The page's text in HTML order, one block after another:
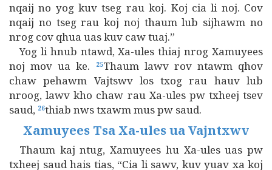
nqaij no yog kuv tseg rau koj. Koj cia li noj. Cov
nqaij no tseg rau koj noj thaum lub sijhawm no
nrog cov qhua uas kuv caw tuaj.”
Yog li hnub ntawd, Xa-ules thiaj nrog Xamuyees
noj mov ua ke.
25Thaum lawv rov ntawm qhov
chaw pehawm Vajtswv los txog rau hauv lub
nroog, lawv kho chaw rau Xa-ules pw txheej tsev
saud, 26thiab nws txawm mus pw saud.
Xamuyees Tsa Xa-ules ua Vajntxwv
Thaum kaj ntug, Xamuyees hu Xa-ules uas pw
txheej saud hais tias, “Cia li sawv, kuv yuav xa koj